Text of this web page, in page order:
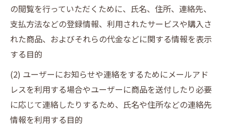
の閲覧を行っていただくために、氏名、住所、連絡先、
支払方法などの登録情報、利用されたサービスや購入さ
れた商品、およびそれらの代金などに関する情報を表示
する目的
(2) ユーザーにお知らせや連絡をするためにメールアド
レスを利用する場合やユーザーに商品を送付したり必要
に応じて連絡したりするため、氏名や住所などの連絡先
情報を利用する目的